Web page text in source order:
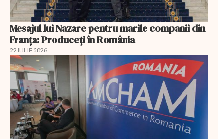
Mesajul lui Nazare pentru marile companii din
Franța: Produceți în România
22 IULIE 2026